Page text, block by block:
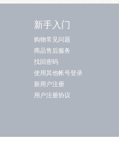
新手入门
购物常见问题
商品售后服务
找回密码
使用其他帐号登录
新用户注册
用户注册协议